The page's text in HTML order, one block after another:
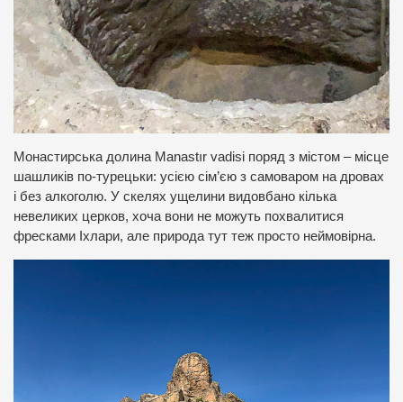
Монастирська долина Manastır vadisi поряд з містом – місце
шашликів по-турецьки: усією сім’єю з самоваром на дровах
і без алкоголю. У скелях ущелини видовбано кілька
невеликих церков, хоча вони не можуть похвалитися
фресками Іхлари, але природа тут теж просто неймовірна.